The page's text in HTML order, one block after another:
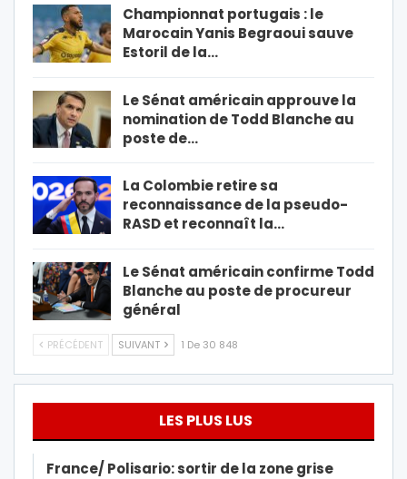
Championnat portugais : le
Marocain Yanis Begraoui sauve
Estoril de la…
Le Sénat américain approuve la
nomination de Todd Blanche au
poste de…
La Colombie retire sa
reconnaissance de la pseudo-
RASD et reconnaît la…
Le Sénat américain confirme Todd
Blanche au poste de procureur
général
PRÉCÉDENT SUIVANT 1 De 30 848
LES PLUS LUS
France/ Polisario: sortir de la zone grise